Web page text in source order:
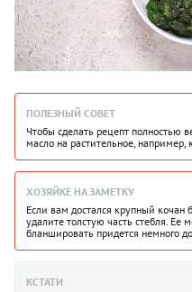
ПОЛЕЗНЫЙ СОВЕТ
Чтобы сделать рецепт полностью
масло на растительное, например,
ХОЗЯЙКЕ НА ЗАМЕТКУ
Если вам достался крупный кочан
удалите толстую часть стебля. Ее
бланшировать придется немного
КСТАТИ